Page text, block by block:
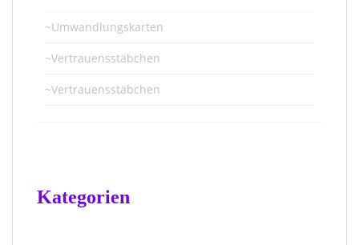
~Umwandlungskarten
~Vertrauensstäbchen
~Vertrauensstäbchen
Kategorien